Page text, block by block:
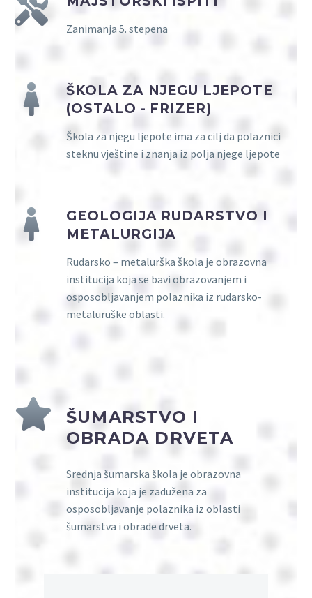
Zanimanja 5. stepena
ŠKOLA ZA NJEGU LJEPOTE
(OSTALO - FRIZER)
Škola za njegu ljepote ima za cilj da polaznici
steknu vještine i znanja iz polja njege ljepote
GEOLOGIJA RUDARSTVO I
METALURGIJA
Rudarsko – metalurška škola je obrazovna
institucija koja se bavi obrazovanjem i
osposobljavanjem polaznika iz rudarsko-
metaluruške oblasti.
ŠUMARSTVO I
OBRADA DRVETA
Srednja šumarska škola je obrazovna
institucija koja je zadužena za
osposobljavanje polaznika iz oblasti
šumarstva i obrade drveta.